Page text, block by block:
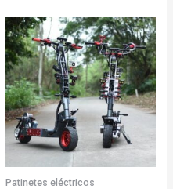
Patinetes eléctricos